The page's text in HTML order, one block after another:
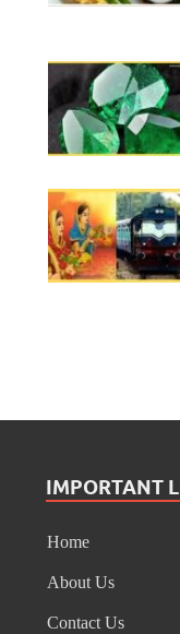
IMPORTANT
Home
About Us
Contact Us